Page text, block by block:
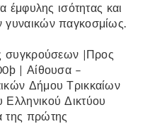
έμφυλης ισότητας και
γυναικών παγκοσμίως.
συγκρούσεων |Προς
| Αίθουσα –
Δήμου Τρικκαίων
Δικτύου
της πρώτης